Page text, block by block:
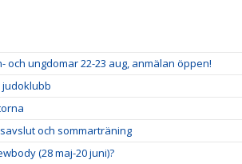
ungdomar 22-23 aug, anmälan öppen!
judoklubb
och sommarträning
(28 maj-20 juni)?